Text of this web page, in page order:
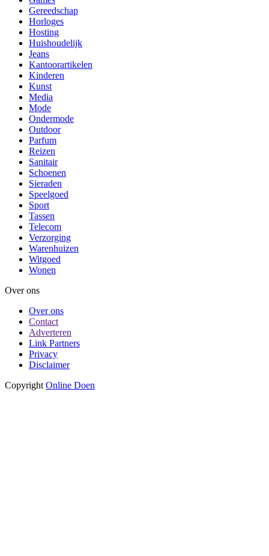
Gereedschap
Horloges
Hosting
Huishoudelijk
Jeans
Kantoorartikelen
Kinderen
Kunst
Media
Mode
Ondermode
Outdoor
Parfum
Reizen
Sanitair
Schoenen
Sieraden
Speelgoed
Sport
Tassen
Telecom
Verzorging
Warenhuizen
Witgoed
Wonen
Over ons
Over ons
Contact
Adverteren
Link Partners
Privacy
Disclaimer
Copyright Online Doen